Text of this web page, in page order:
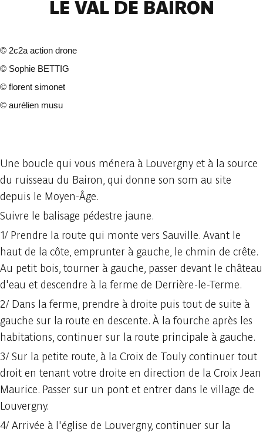
LE VAL DE BAIRON
© 2c2a action drone
© Sophie BETTIG
© florent simonet
© aurélien musu
Une boucle qui vous ménera à Louvergny et à la source
du ruisseau du Bairon, qui donne son som au site
depuis le Moyen-Âge.
Suivre le balisage pédestre jaune.
1/ Prendre la route qui monte vers Sauville. Avant le
haut de la côte, emprunter à gauche, le chmin de crête.
Au petit bois, tourner à gauche, passer devant le château
d'eau et descendre à la ferme de Derrière-le-Terme.
2/ Dans la ferme, prendre à droite puis tout de suite à
gauche sur la route en descente. À la fourche après les
habitations, continuer sur la route principale à gauche.
3/ Sur la petite route, à la Croix de Touly continuer tout
droit en tenant votre droite en direction de la Croix Jean
Maurice. Passer sur un pont et entrer dans le village de
Louvergny.
4/ Arrivée à l'église de Louvergny, continuer sur la